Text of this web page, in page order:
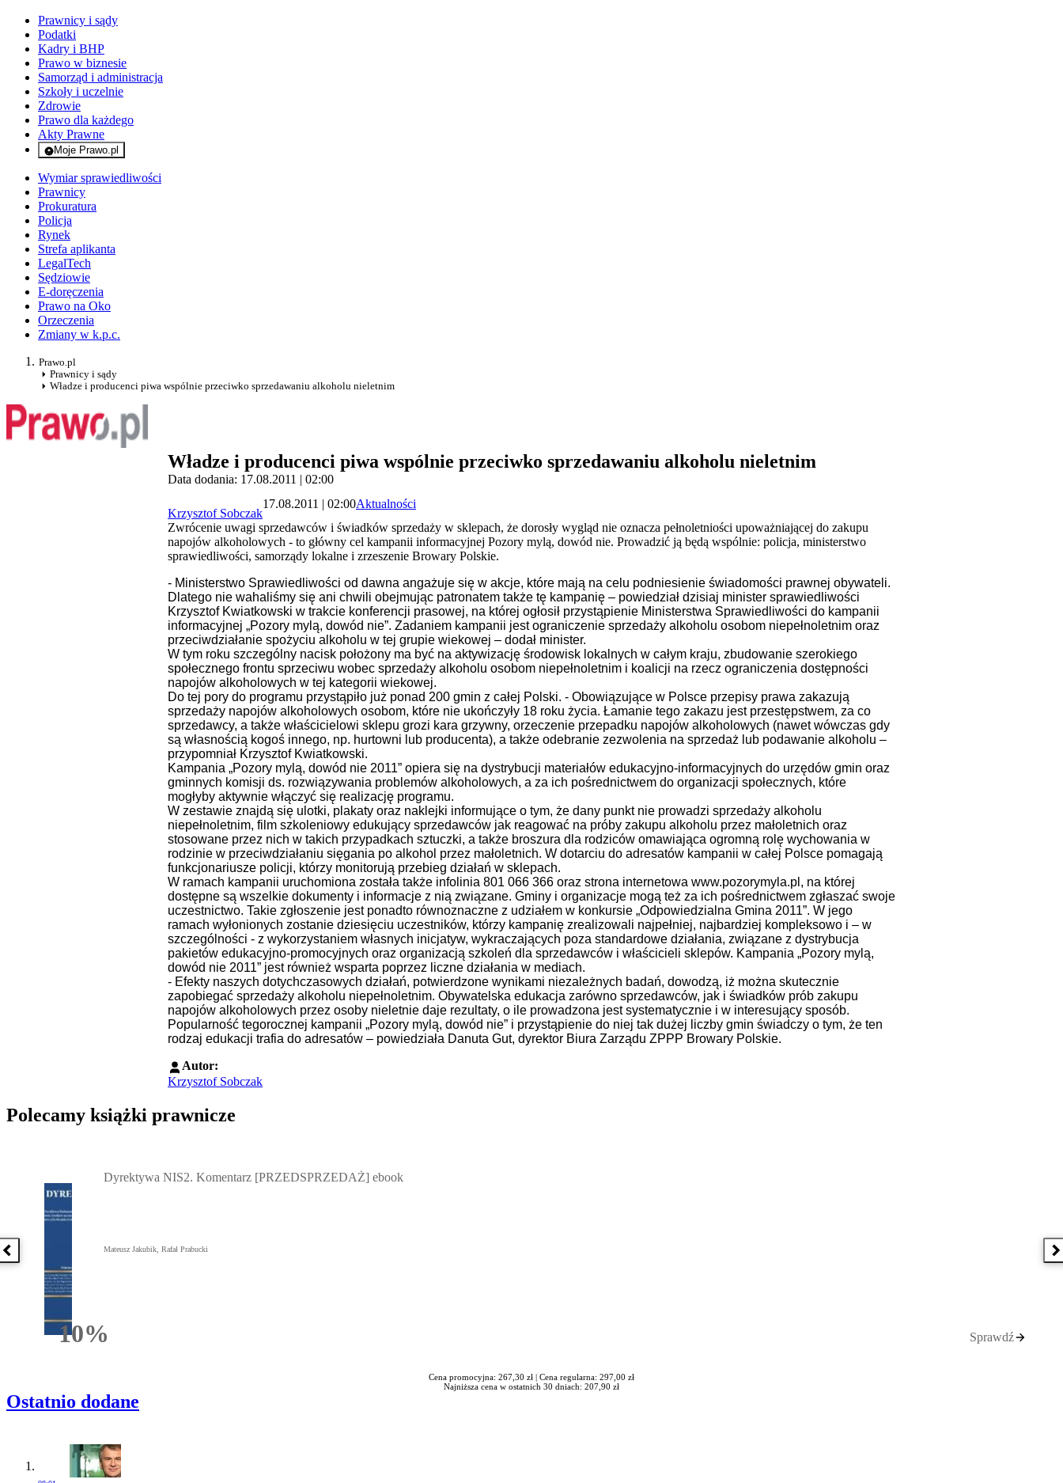
Prawnicy i sądy
Podatki
Kadry i BHP
Prawo w biznesie
Samorząd i administracja
Szkoły i uczelnie
Zdrowie
Prawo dla każdego
Akty Prawne
Moje Prawo.pl
- rejestracja i logowanie do serwisu
Wymiar sprawiedliwości
Prawnicy
Prokuratura
Policja
Rynek
Strefa aplikanta
LegalTech
Sędziowie
E-doręczenia
Prawo na Oko
Orzeczenia
Zmiany w k.p.c.
Prawo.pl
Prawnicy i sądy
Władze i producenci piwa wspólnie przeciwko sprzedawaniu alkoholu nieletnim
Władze i producenci piwa wspólnie przeciwko sprzedawaniu alkoholu nieletnim
Data dodania: 17.08.2011 | 02:00
Krzysztof Sobczak
17.08.2011 | 02:00Aktualności
Zwrócenie uwagi sprzedawców i świadków sprzedaży w sklepach, że dorosły wygląd nie oznacza pełnoletniości upoważniającej do zakupu
napojów alkoholowych - to główny cel kampanii informacyjnej Pozory mylą, dowód nie. Prowadzić ją będą wspólnie: policja, ministerstwo
sprawiedliwości, samorządy lokalne i zrzeszenie Browary Polskie.
- Ministerstwo Sprawiedliwości od dawna angażuje się w akcje, które mają na celu podniesienie świadomości prawnej obywateli.
Dlatego nie wahaliśmy się ani chwili obejmując patronatem także tę kampanię – powiedział dzisiaj minister sprawiedliwości
Krzysztof Kwiatkowski w trakcie konferencji prasowej, na której ogłosił przystąpienie Ministerstwa Sprawiedliwości do kampanii
informacyjnej „Pozory mylą, dowód nie”. Zadaniem kampanii jest ograniczenie sprzedaży alkoholu osobom niepełnoletnim oraz
przeciwdziałanie spożyciu alkoholu w tej grupie wiekowej – dodał minister.
W tym roku szczególny nacisk położony ma być na aktywizację środowisk lokalnych w całym kraju, zbudowanie szerokiego
społecznego frontu sprzeciwu wobec sprzedaży alkoholu osobom niepełnoletnim i koalicji na rzecz ograniczenia dostępności
napojów alkoholowych w tej kategorii wiekowej.
Do tej pory do programu przystąpiło już ponad 200 gmin z całej Polski. - Obowiązujące w Polsce przepisy prawa zakazują
sprzedaży napojów alkoholowych osobom, które nie ukończyły 18 roku życia. Łamanie tego zakazu jest przestępstwem, za co
sprzedawcy, a także właścicielowi sklepu grozi kara grzywny, orzeczenie przepadku napojów alkoholowych (nawet wówczas gdy
są własnością kogoś innego, np. hurtowni lub producenta), a także odebranie zezwolenia na sprzedaż lub podawanie alkoholu –
przypomniał Krzysztof Kwiatkowski.
Kampania „Pozory mylą, dowód nie 2011” opiera się na dystrybucji materiałów edukacyjno-informacyjnych do urzędów gmin oraz
gminnych komisji ds. rozwiązywania problemów alkoholowych, a za ich pośrednictwem do organizacji społecznych, które
mogłyby aktywnie włączyć się realizację programu.
W zestawie znajdą się ulotki, plakaty oraz naklejki informujące o tym, że dany punkt nie prowadzi sprzedaży alkoholu
niepełnoletnim, film szkoleniowy edukujący sprzedawców jak reagować na próby zakupu alkoholu przez małoletnich oraz
stosowane przez nich w takich przypadkach sztuczki, a także broszura dla rodziców omawiająca ogromną rolę wychowania w
rodzinie w przeciwdziałaniu sięgania po alkohol przez małoletnich. W dotarciu do adresatów kampanii w całej Polsce pomagają
funkcjonariusze policji, którzy monitorują przebieg działań w sklepach.
W ramach kampanii uruchomiona została także infolinia 801 066 366 oraz strona internetowa www.pozorymyla.pl, na której
dostępne są wszelkie dokumenty i informacje z nią związane. Gminy i organizacje mogą też za ich pośrednictwem zgłaszać swoje
uczestnictwo. Takie zgłoszenie jest ponadto równoznaczne z udziałem w konkursie „Odpowiedzialna Gmina 2011”. W jego
ramach wyłonionych zostanie dziesięciu uczestników, którzy kampanię zrealizowali najpełniej, najbardziej kompleksowo i – w
szczególności - z wykorzystaniem własnych inicjatyw, wykraczających poza standardowe działania, związane z dystrybucja
pakietów edukacyjno-promocyjnych oraz organizacją szkoleń dla sprzedawców i właścicieli sklepów. Kampania „Pozory mylą,
dowód nie 2011” jest również wsparta poprzez liczne działania w mediach.
- Efekty naszych dotychczasowych działań, potwierdzone wynikami niezależnych badań, dowodzą, iż można skutecznie
zapobiegać sprzedaży alkoholu niepełnoletnim. Obywatelska edukacja zarówno sprzedawców, jak i świadków prób zakupu
napojów alkoholowych przez osoby nieletnie daje rezultaty, o ile prowadzona jest systematycznie i w interesujący sposób.
Popularność tegorocznej kampanii „Pozory mylą, dowód nie” i przystąpienie do niej tak dużej liczby gmin świadczy o tym, że ten
rodzaj edukacji trafia do adresatów – powiedziała Danuta Gut, dyrektor Biura Zarządu ZPPP Browary Polskie.
Autor:
Krzysztof Sobczak
Polecamy książki prawnicze
Poprzednia książka
10%Rabatu
Dyrektywa NIS2. Komentarz [PRZEDSPRZEDAŻ] ebook
Mateusz Jakubik, Rafał Prabucki
Sprawdź
Cena promocyjna: 267,30 zł | Cena regularna: 297,00 zł
Najniższa cena w ostatnich 30 dniach: 207,90 zł
Ostatnio dodane